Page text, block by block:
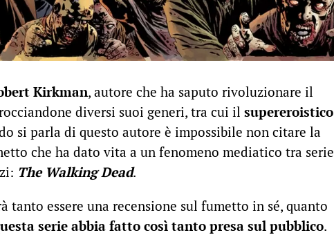
Kirkman, autore che ha saputo rivoluzionare il
diversi suoi generi, tra cui il supereroistico
si parla di questo autore è impossibile non citare la
che ha dato vita a un fenomeno mediatico tra serie
The Walking Dead.
tanto essere una recensione sul fumetto in sé, quanto
serie abbia fatto così tanto presa sul pubblico.